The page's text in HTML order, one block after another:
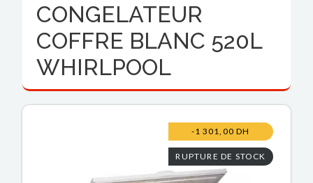
CONGELATEUR
COFFRE BLANC 520L
WHIRLPOOL
-1 301,00 DH
RUPTURE DE STOCK